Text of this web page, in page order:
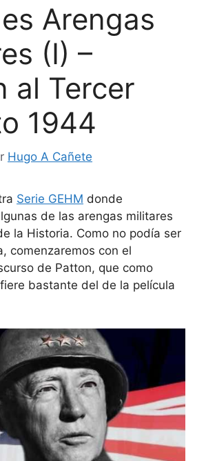
Arengas
(I) –
al Tercer
1944
Hugo A Cañete
Serie GEHM donde
de las arengas militares
la Historia. Como no podía ser
comenzaremos con el
de Patton, que como
bastante del de la película